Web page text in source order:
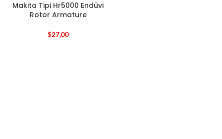
Makita Tipi Hr5000 Endüvi
Rotor Armature
$27,00